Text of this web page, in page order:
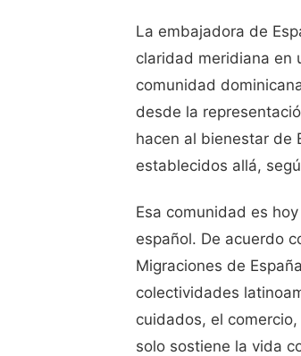
La embajadora de
claridad meridiana en
comunidad
desde la
hacen al bienestar de
establecidos allá,
Esa comunidad es
español. De acuerdo
Migraciones de
colectividades
cuidados, el
solo sostiene la vida